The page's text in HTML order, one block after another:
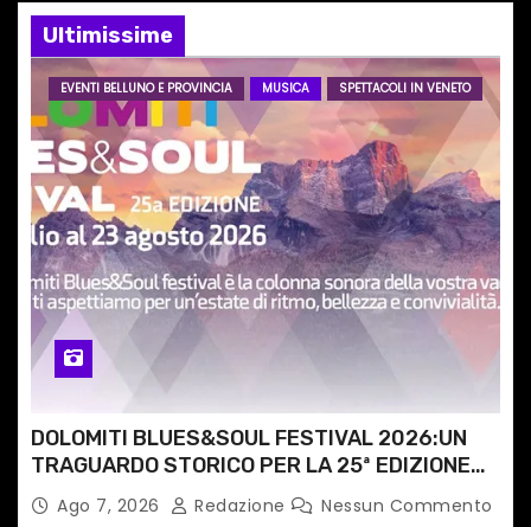
a
r
t
i
c
o
l
i
Ultimissime
EVENTI BELLUNO E PROVINCIA MUSICA SPETTACOLI IN VENETO
DOLOMITI BLUES&SOUL FESTIVAL 2026:UN
TRAGUARDO STORICO PER LA 25ª EDIZIONE
TRA LE CIME PATRIMONIO UNESCO
Ago 7, 2026 Redazione Nessun Commento